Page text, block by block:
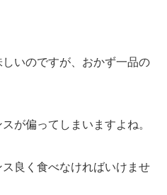
いのですが、おかず一品の
が偏ってしまいますよね。
良く食べなければいけませ